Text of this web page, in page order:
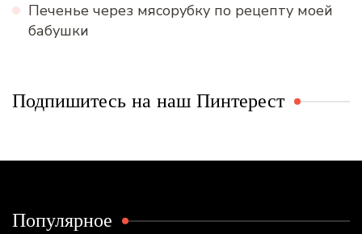
Печенье через мясорубку по рецепту моей
бабушки
Подпишитесь на наш Пинтерест
Популярное